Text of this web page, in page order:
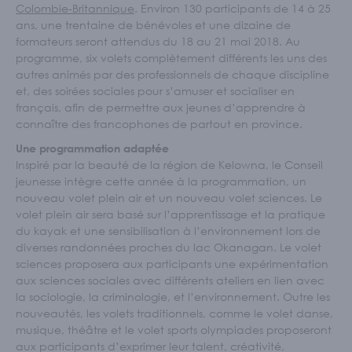
Écoles et personnel enseignant
S'IMPLIQUER
Nos membres
Nos comités
Programme Connecte
ACTUALITÉS
Colombie-Britannique. Environ 130 participants de 14 à 25
ans, une trentaine de bénévoles et une dizaine de
formateurs seront attendus du 18 au 21 mai 2018. Au
programme, six volets complètement différents les uns des
autres animés par des professionnels de chaque discipline
et, des soirées sociales pour s’amuser et socialiser en
français, afin de permettre aux jeunes d’apprendre à
connaître des francophones de partout en province.
Une programmation adaptée
Inspiré par la beauté de la région de Kelowna, le Conseil
jeunesse intègre cette année à la programmation, un
nouveau volet plein air et un nouveau volet sciences. Le
volet plein air sera basé sur l’apprentissage et la pratique
du kayak et une sensibilisation à l’environnement lors de
diverses randonnées proches du lac Okanagan. Le volet
sciences proposera aux participants une expérimentation
aux sciences sociales avec différents ateliers en lien avec
la sociologie, la criminologie, et l’environnement. Outre les
nouveautés, les volets traditionnels, comme le volet danse,
musique, théâtre et le volet sports olympiades proposeront
aux participants d’exprimer leur talent, créativité,